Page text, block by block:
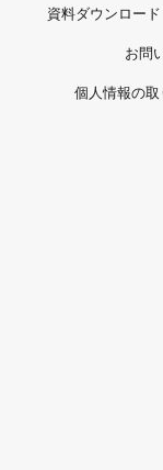
資料ダウンロード
お問
個人情報の